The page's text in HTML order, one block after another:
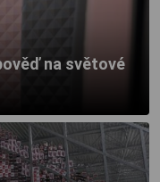
na světové